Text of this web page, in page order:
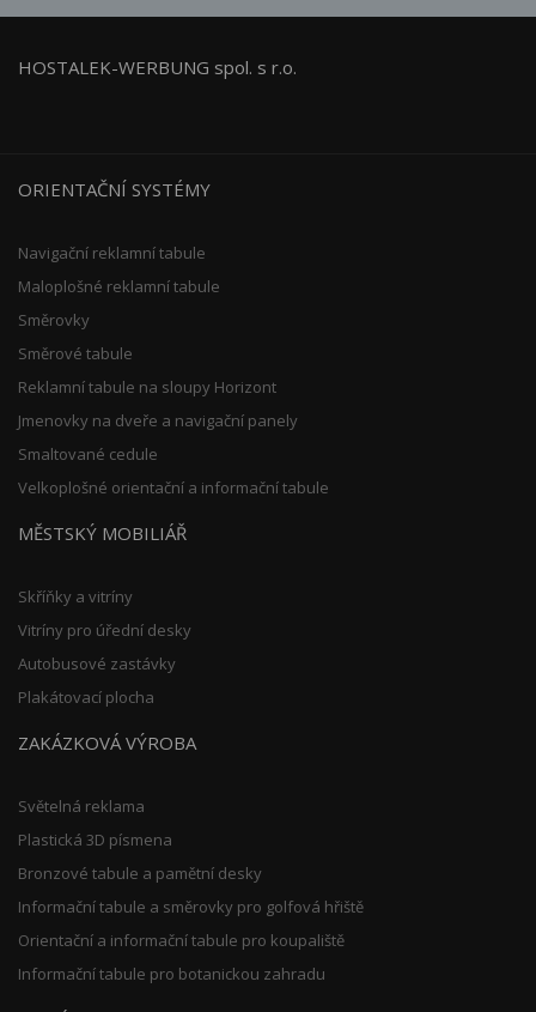
HOSTALEK-WERBUNG spol. s r.o.
ORIENTAČNÍ SYSTÉMY
Navigační reklamní tabule
Maloplošné reklamní tabule
Směrovky
Směrové tabule
Reklamní tabule na sloupy Horizont
Jmenovky na dveře a navigační panely
Smaltované cedule
Velkoplošné orientační a informační tabule
MĚSTSKÝ MOBILIÁŘ
Skříňky a vitríny
Vitríny pro úřední desky
Autobusové zastávky
Plakátovací plocha
ZAKÁZKOVÁ VÝROBA
Světelná reklama
Plastická 3D písmena
Bronzové tabule a pamětní desky
Informační tabule a směrovky pro golfová hřiště
Orientační a informační tabule pro koupaliště
Informační tabule pro botanickou zahradu